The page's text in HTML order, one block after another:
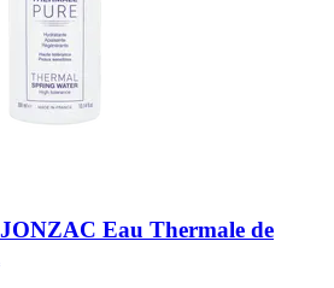
Eau Thermale de